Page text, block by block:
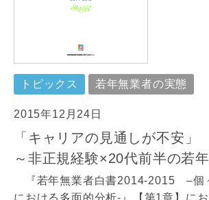
トピックス 若年無業者の実態
2015年12月24日
「キャリアの見通しが不安」
～非正規経験×20代前半の若
『若年無業者白書2014-2015 –個
における多面的分析-』【第1章】にお